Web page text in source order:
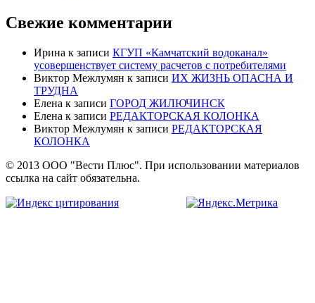
Свежие комментарии
Ирина к записи КГУП «Камчатский водоканал»
усовершенствует систему расчетов с потребителями
Виктор Межлумян к записи ИХ ЖИЗНЬ ОПАСНА И
ТРУДНА
Елена к записи ГОРОД ЖИЛЮЧИНСК
Елена к записи РЕДАКТОРСКАЯ КОЛОНКА
Виктор Межлумян к записи РЕДАКТОРСКАЯ
КОЛОНКА
© 2013 ООО "Вести Плюс". При использовании материалов
ссылка на сайт обязательна.